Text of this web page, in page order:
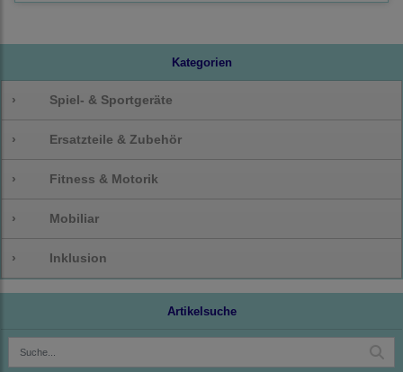
Kategorien
› Spiel- & Sportgeräte
› Ersatzteile & Zubehör
› Fitness & Motorik
› Mobiliar
› Inklusion
Artikelsuche